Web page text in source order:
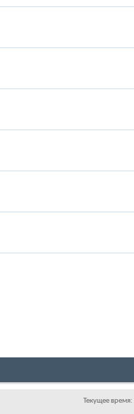
Текущее время: